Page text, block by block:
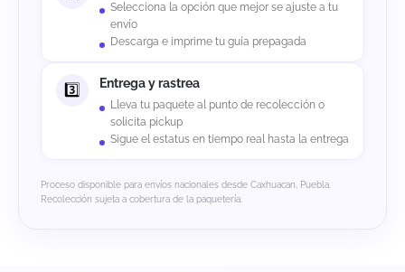
Selecciona la opción que mejor se ajuste a tu
envío
Descarga e imprime tu guía prepagada
Entrega y rastrea
Lleva tu paquete al punto de recolección o
solicita pickup
Sigue el estatus en tiempo real hasta la entrega
Proceso disponible para envíos nacionales desde Caxhuacan, Puebla.
Recolección sujeta a cobertura de la paquetería.